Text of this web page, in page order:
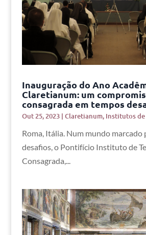
Inauguração do Ano
Claretianum: um
consagrada em tempos
Out 25, 2023| Claretianum, Institutos de
Roma, Itália. Num mundo
desafios, o Pontifício Instituto de
Consagrada,...